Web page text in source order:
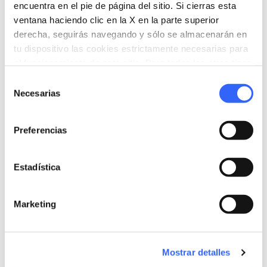
encuentra en el pie de página del sitio. Si cierras esta
ventana haciendo clic en la X en la parte superior
derecha, seguirás navegando y sólo se almacenarán en
tu dispositivo las cookies estrictamente necesarias para
Necesarias
Preferencias
Estadística
Marketing
Mostrar detalles
Piazza de' Pitti, 1, 50125 Firenze FI, Italia
language Pagina web
https://www.uffizi.it/palazzo-pitti/tesoro